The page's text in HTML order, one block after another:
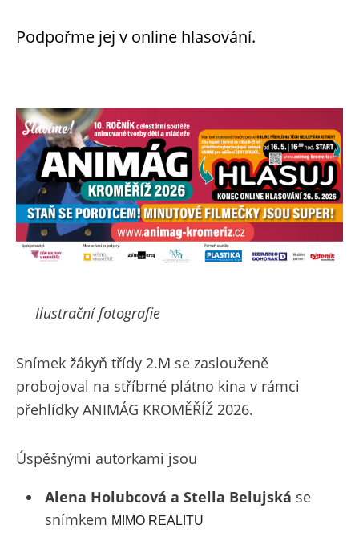
Podpořme jej v online hlasování.
Ilustrační fotografie
Snímek žákyň třídy 2.M se zaslouženě
probojoval na stříbrné plátno kina v rámci
přehlídky ANIMÁG KROMĚŘÍŽ 2026.
Úspěšnými autorkami jsou
Alena Holubcová a Stella Belujská se
snímkem M!MO REAL!TU